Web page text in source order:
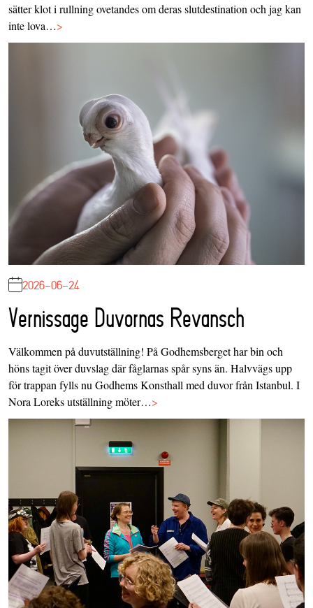
sätter klot i rullning ovetandes om deras slutdestination och jag kan
inte lova…>
2026-06-24
Vernissage Duvornas Revansch
Välkommen på duvutställning! På Godhemsberget har bin och
höns tagit över duvslag där fåglarnas spår syns än. Halvvägs upp
för trappan fylls nu Godhems Konsthall med duvor från Istanbul. I
Nora Loreks utställning möter…>